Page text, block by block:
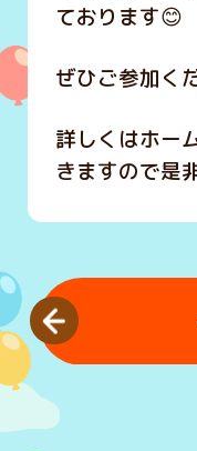
ております😊
ぜひご参加く
詳しくはホー
きますので是